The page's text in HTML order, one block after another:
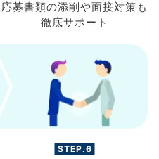
応募書類の添削や面接対策も
徹底サポート
STEP.6